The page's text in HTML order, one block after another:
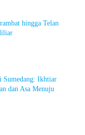
hingga Telan
Sumedang: Ikhtiar
dan Asa Menuju